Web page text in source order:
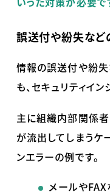
誤送付や紛失など
情報の誤送付や紛失
も、セキュリティイ
主に組織内部関係者
が流出してしまうケ
ンエラーの例です。
メールやFAX